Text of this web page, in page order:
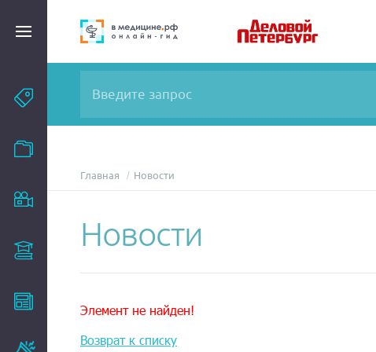
Темы
Эксперты
Новости
Главная Новости
Новости
Элемент не найден!
Возврат к списку